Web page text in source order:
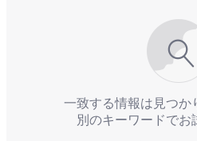
一致する情報は見つか
別のキーワードでお